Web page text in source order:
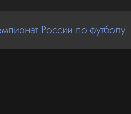
России по футболу